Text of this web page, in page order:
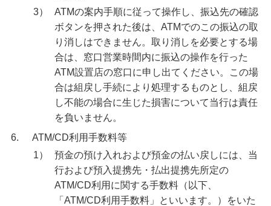
3）
ATMの案内手順に従って操作し、振込先の確認
ボタンを押された後は、ATMでのこの振込の取
り消しはできません。取り消しを必要とする場
合は、窓口営業時間内に振込の操作を行った
ATM設置店の窓口に申し出てください。この場
合は組戻し手続により処理するものとし、組戻
し不能の場合に生じた損害について当行は責任
を負いません。
6.
ATM/CD利用手数料等
1）
預金の預け入れおよび預金の払い戻しには、当
行および預入提携先・払出提携先所定の
ATM/CD利用に関する手数料（以下、
「ATM/CD利用手数料」といいます。）をいた